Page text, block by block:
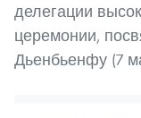
делегации
церемонии,
Дьенбьенфу (7